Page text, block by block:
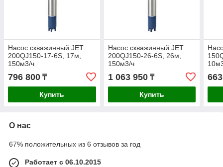
Насос скважинный JET
200QJ150-17-6S, 17м,
150м3/ч
796 800 ₸
Купить
Насос скважинный JET
200QJ150-26-6S, 26м,
150м3/ч
1 063 950₸
Купить
О нас
67% положительных из 6 отзывов за год
Работает с 06.10.2015